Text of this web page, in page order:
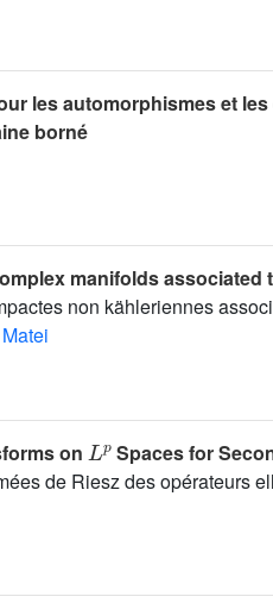
les automorphismes et
borné
manifolds associated
non kähleriennes
on
Spaces for
de Riesz des opérateurs